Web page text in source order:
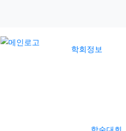
학회정보